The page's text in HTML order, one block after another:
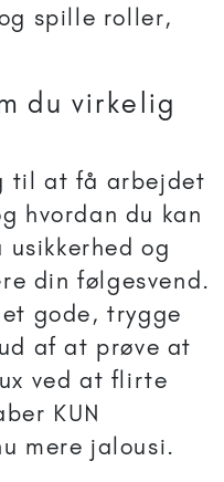
spille roller,
du virkelig
til at få arbejdet
hvordan du kan
og
din følgesvend.
gode, trygge
af at prøve at
ved at flirte
KUN
mere jalousi.